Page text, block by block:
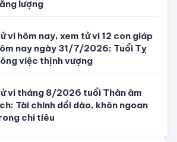
đẹp, giờ tốt xấu ngày hôm nay
08/2026 - Lịch âm dương hôm
số may mắn ngày hôm nay
08/2026 của 12 con giáp